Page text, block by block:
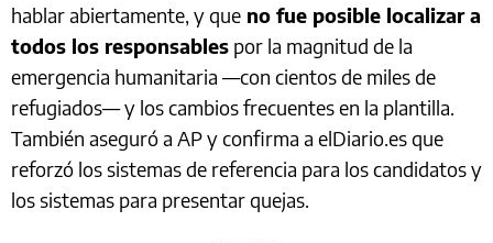
hablar abiertamente, y que no fue posible localizar a
todos los responsables por la magnitud de la
emergencia humanitaria —con cientos de miles de
refugiados— y los cambios frecuentes en la plantilla.
También aseguró a AP y confirma a elDiario.es que
reforzó los sistemas de referencia para los candidatos y
los sistemas para presentar quejas.